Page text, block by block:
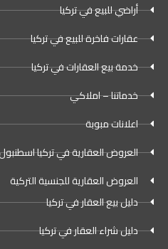
أراضي للبيع في تركيا
عقارات فاخرة للبيع في تركيا
خدمة بيع العقارات في تركيا
خدماتنا – املاكي
اعلانات مبوبة
العروض العقارية في تركيا
العروض العقارية للجنسية التركية
دليل بيع العقار في تركيا
دليل شراء العقار في تركيا